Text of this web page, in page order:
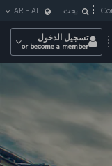
بحث AR - AE
تسجيل الدخول
or become a member